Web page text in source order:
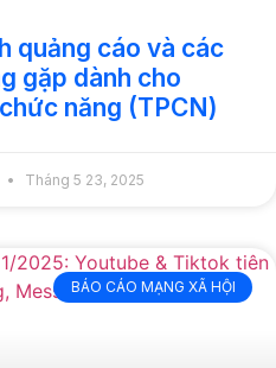
quảng cáo và các
gặp dành cho
năng (TPCN)
Tháng 5 23, 2025
BÁO CÁO MẠNG XÃ HỘI